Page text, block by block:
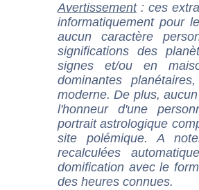
Avertissement: ces
informatiquement pour
aucun caractère
significations des
signes et/ou en
dominantes
moderne. De plus,
l'honneur d'une
portrait astrologique
site polémique. A
recalculées
domification avec le
des heures connues.